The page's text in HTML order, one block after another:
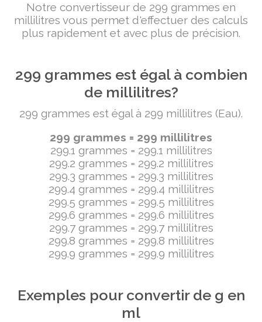
Notre convertisseur de 299 grammes en
millilitres vous permet d'effectuer des calculs
plus rapidement et avec plus de précision.
299 grammes est égal à combien
de millilitres?
299 grammes est égal à 299 millilitres (Eau).
299 grammes = 299 millilitres
299.1 grammes = 299.1 millilitres
299.2 grammes = 299.2 millilitres
299.3 grammes = 299.3 millilitres
299.4 grammes = 299.4 millilitres
299.5 grammes = 299.5 millilitres
299.6 grammes = 299.6 millilitres
299.7 grammes = 299.7 millilitres
299.8 grammes = 299.8 millilitres
299.9 grammes = 299.9 millilitres
Exemples pour convertir de g en
ml